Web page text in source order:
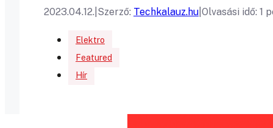
2023.04.12. Szerző: Techkalauz.hu Olvasási idő: 1
Elektro
Featured
Hír